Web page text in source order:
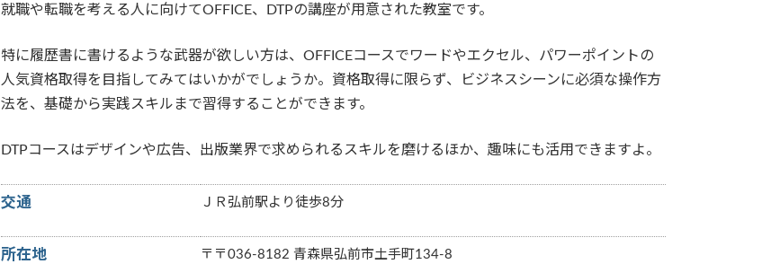
就職や転職を考える人に向けてOFFICE、DTPの講座が用意された教室です。
特に履歴書に書けるような武器が欲しい方は、OFFICEコースでワードやエクセル、パワーポイントの
人気資格取得を目指してみてはいかがでしょうか。資格取得に限らず、ビジネスシーンに必須な操作方
法を、基礎から実践スキルまで習得することができます。
DTPコースはデザインや広告、出版業界で求められるスキルを磨けるほか、趣味にも活用できますよ。
交通 ＪＲ弘前駅より徒歩8分
所在地 〒〒036-8182 青森県弘前市土手町134-8